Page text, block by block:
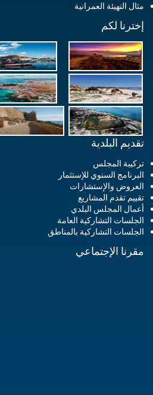
مثال التهيئة العمرانية
إخترنا لكم
تقديم البلدية
تركيبة المجلس
البرنامج السنوي للإستثمار
العروض والإستشارات
تقييم تقدم المشاريع
أعمال المجلس البلدي
الجلسات التشاركية العامة
الجلسات التشاركية بالمناطق
مقرنا الإجتماعي